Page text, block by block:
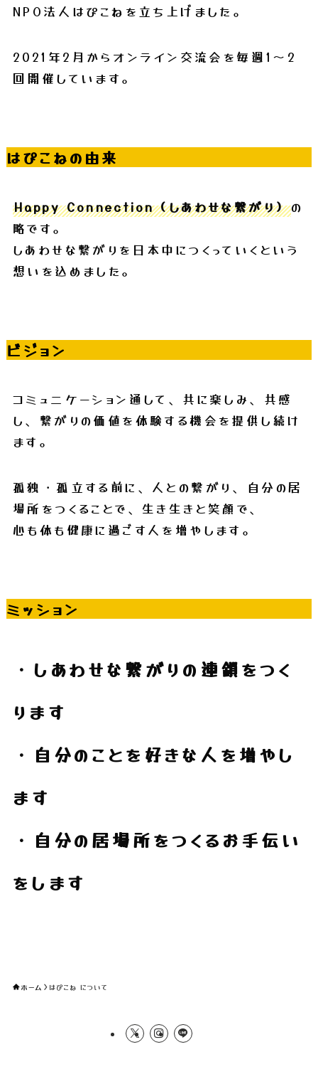
NPO法人はぴこねを立ち上げました。
2021年2月からオンライン交流会を毎週1～2
回開催しています。
はぴこねの由来
Happy Connection（しあわせな繋がり）の
略です。
しあわせな繋がりを日本中につくっていくという
想いを込めました。
ビジョン
コミュニケーション通して、共に楽しみ、共感
し、繋がりの価値を体験する機会を提供し続け
ます。
孤独・孤立する前に、人との繋がり、自分の居
場所をつくることで、生き生きと笑顔で、
心も体も健康に過ごす人を増やします。
ミッション
・しあわせな繋がりの連鎖をつく
ります
・自分のことを好きな人を増やし
ます
・自分の居場所をつくるお手伝い
をします
ホーム はぴこね について